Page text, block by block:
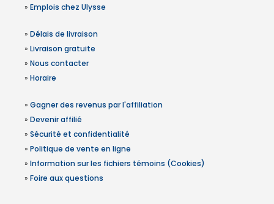
» Emplois chez Ulysse
» Délais de livraison
» Livraison gratuite
» Nous contacter
» Horaire
» Gagner des revenus par l'affiliation
» Devenir affilié
» Sécurité et confidentialité
» Politique de vente en ligne
» Information sur les fichiers témoins (Cookies)
» Foire aux questions